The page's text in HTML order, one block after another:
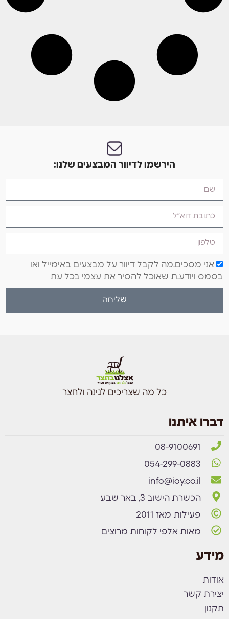
הירשמו לדיוור המבצעים שלנו:
אני מסכים.מה לקבל דיוור על מבצעים באימייל ואו
בסמס ויודע.ת שאוכל להסיר את עצמי בכל עת
שליחה
כל מה שצריכים לגינה ולחצר
דברו איתנו
08-9100691
054-299-0883
info@ioy.co.il
הכשרת הישוב 3, באר שבע
פעילות מאז 2011
מאות אלפי לקוחות מרוצים
מידע
אודות
יצירת קשר
תקנון